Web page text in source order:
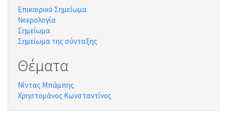
Επικαιρικό Σημείωμα
Νεκρολογία
Σημείωμα
Σημείωμα της σύνταξης
Θέματα
Νίντας Μπάμπης
Χρηστομάνος Κωνσταντίνος